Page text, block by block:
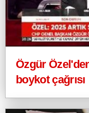
Özgür
boykot çağrısı